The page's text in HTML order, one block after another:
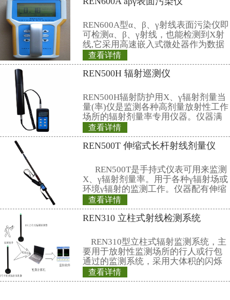
C 、nHp(10) 能响 : 热中子 --
D、其他参数与第（1）小项一致。
χ、γ射线参数请见本节第（1）小
(4) 中子 + β + X、γ 射线个人剂
请参见第（1）（2）（3）小项。
(5) 环境热释光剂量监测
请参见第（1）小项。